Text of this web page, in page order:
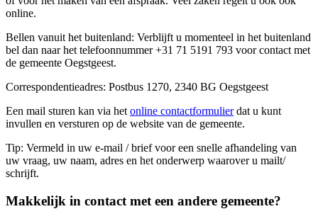
online.
Bellen vanuit het buitenland: Verblijft u momenteel in het buitenland
bel dan naar het telefoonnummer +31 71 5191 793 voor contact met
de gemeente Oegstgeest.
Correspondentieadres: Postbus 1270, 2340 BG Oegstgeest
Een mail sturen kan via het online contactformulierdat u kunt
invullen en versturen op de website van de gemeente.
Tip: Vermeld in uw e-mail / brief voor een snelle afhandeling van
uw vraag, uw naam, adres en het onderwerp waarover u mailt/
schrijft.
Makkelijk in contact met een andere gemeente?